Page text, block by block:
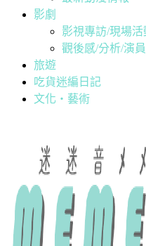
影劇
影視專訪/現場
觀後感/分析/演
旅遊
吃貨迷編日記
文化・藝術